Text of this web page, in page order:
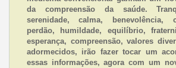
da compreensão da saúde.
serenidade, calma, benevolência,
perdão, humildade, equilíbrio,
esperança, compreensão, valores
adormecidos, irão fazer tocar um
essas informações, agora com um